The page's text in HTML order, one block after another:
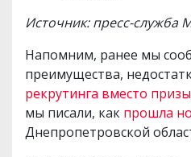
Источник: пресс-служба
Напомним, ранее мы
преимущества,
рекрутинга вместо
мы писали, как прошла
Днепропетровской